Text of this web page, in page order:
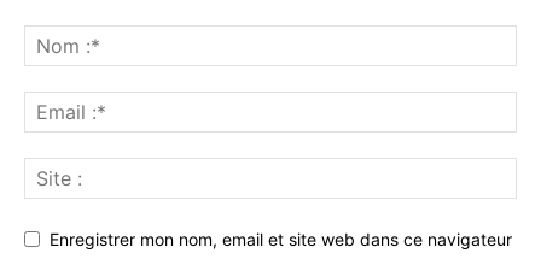
Enregistrer mon nom, email et site web dans ce navigateur